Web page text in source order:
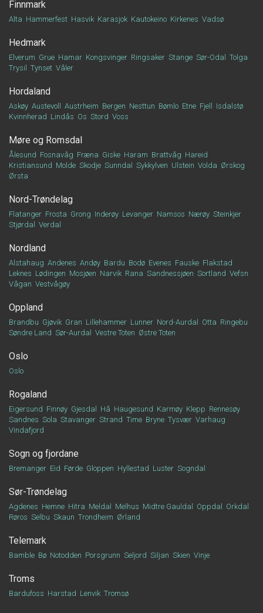
Finnmark
Alta Hammerfest Hasvik Karasjok Kautokeino Kirkenes Vadsø
Hedmark
Elverum Grue Hamar Kongsvinger Ringsaker Stange Sør-Odal
Tolga
Trysil
Tynset Våler
Hordaland
Askøy Austevoll Austrheim Bergen Nesttun Bømlo Etne Fjell
Isdalstø
Kvinnherad Lindås Os Stord Voss
Møre og Romsdal
Ålesund Fosnavåg Fræna Giske Haram Brattvåg Hareid
Kristiansund Molde Skodje Sunndal Sykkylven Ulstein Volda Ørskog
Ørsta
Nord-Trøndelag
Flatanger Frosta Grong Inderøy Levanger Namsos Nærøy Steinkjer
Stjørdal
Verdal
Nordland
Alstahaug Andenes Andøy Bardu Bodø Evenes Fauske Flakstad
Leknes Lødingen Mosjøen Narvik Rana Sandnessjøen Sortland Vefsn
Vågan Vestvågøy
Oppland
Brandbu Gjøvik Gran Lillehammer Lunner Nord-Aurdal Otta Ringebu
Søndre Land Sør-Aurdal Vestre Toten Østre Toten
Oslo
Oslo
Rogaland
Eigersund Finnøy Gjesdal Hå Haugesund Karmøy Klepp Rennesøy
Sandnes Sola Stavanger Strand Time Bryne Tysvær Varhaug
Vindafjord
Sogn og fjordane
Bremanger Eid Førde Gloppen Hyllestad Luster Sogndal
Sør-Trøndelag
Agdenes Hemne Hitra Meldal Melhus Midtre Gauldal Oppdal
Orkdal
Røros Selbu Skaun Trondheim Ørland
Telemark
Bamble Bø Notodden Porsgrunn Seljord Siljan Skien Vinje
Troms
Bardufoss Harstad Lenvik Tromsø